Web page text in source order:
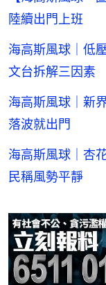
陸續出門上班
海高斯風球｜低
文台拆解三因素
海高斯風球｜新
落波就出門
海高斯風球｜
民稱風勢平靜